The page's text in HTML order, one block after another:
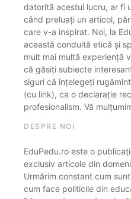
datorită acestui lucru, ar fi
când preluați un articol,
care v-a inspirat. Noi, la
această conduită etică și
mult mai multă experiență
că găsiți subiecte
siguri că înțelegeți
(cu link), ca o declarație
profesionalism. Vă
DESPRE NOI
EduPedu.ro este o
exclusiv articole din
Urmărim constant cum
cum face politicile din